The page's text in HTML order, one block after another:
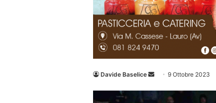
Davide Baselice
Invia 9 Ottobre 2023